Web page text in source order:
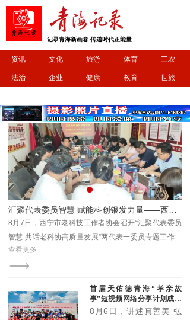
记录青海新画卷 传递时代正能量
资讯 文化 旅游 体育 三农
法治 企业 健康 教育 世旅
明日开跑！2026 首届 “清清黄河” 全民欢乐彩色跑相约坎布拉
8月9日，2026首届“清清黄河”全民欢乐彩色跑将在坎布
拉世界地质公园开赛，参与者将在碧水丹霞间，畅享一
场治愈又欢乐的彩色运动之旅。
查看更多
首届天佑德青海“孝亲故
事”短视频网络分享计划成果
展示会圆满举行
8月6日，讲述真善美 弘